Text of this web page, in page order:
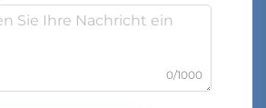
0/1000